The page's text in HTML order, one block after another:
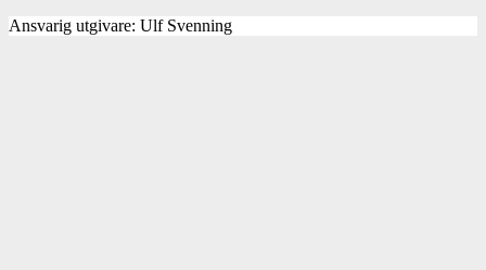
Ansvarig utgivare: Ulf Svenning